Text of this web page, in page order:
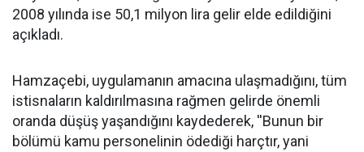
2008 yılında ise 50,1 milyon lira gelir elde edildiğini
açıkladı.
Hamzaçebi, uygulamanın amacına ulaşmadığını, tüm
istisnaların kaldırılmasına rağmen gelirde önemli
oranda düşüş yaşandığını kaydederek, ''Bunun bir
bölümü kamu personelinin ödediği harçtır, yani